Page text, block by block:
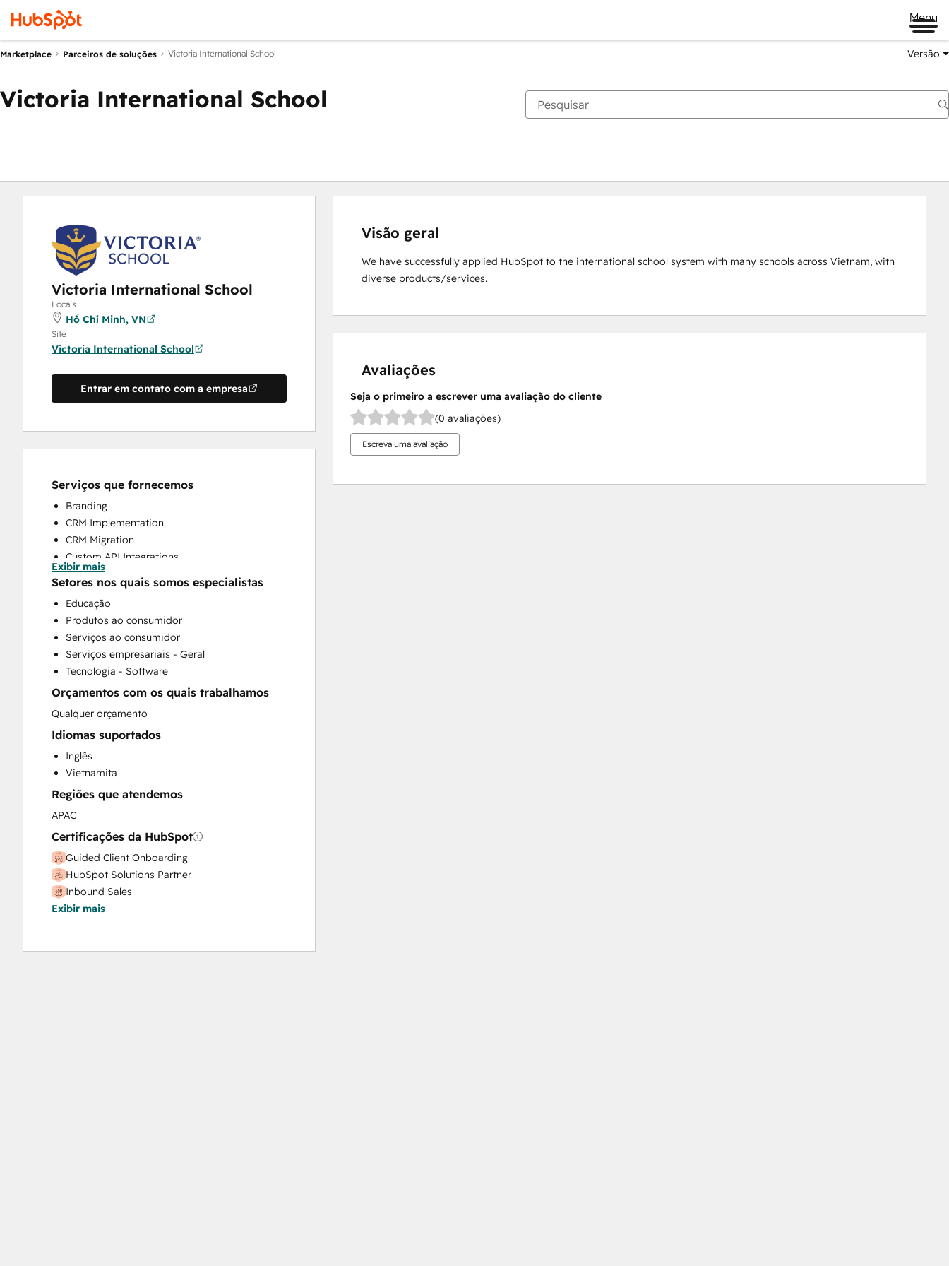
Menu
Marketplace Parceiros de soluções Victoria International School Versão
Victoria International School
Victoria International School
Locais
Hồ Chí Minh, VN
Site
Victoria International School
Entrar em contato com a empresa
Serviços que fornecemos
Branding
CRM Implementation
CRM Migration
Custom API Integrations
Customer Marketing
Paid Advertising
Programmable Automation
Sales and Marketing Alignment
Website Design
Exibir mais
Setores nos quais somos especialistas
Educação
Produtos ao consumidor
Serviços ao consumidor
Serviços empresariais - Geral
Tecnologia - Software
Orçamentos com os quais trabalhamos
Qualquer orçamento
Idiomas suportados
Inglês
Vietnamita
Regiões que atendemos
APAC
Certificações da HubSpot
Guided Client Onboarding
HubSpot Solutions Partner
Inbound Sales
Exibir mais
Visão geral
We have successfully applied HubSpot to the international school system with many schools across Vietnam, with
diverse products/services.
Avaliações
Seja o primeiro a escrever uma avaliação do cliente
(0 avaliações)
Escreva uma avaliação